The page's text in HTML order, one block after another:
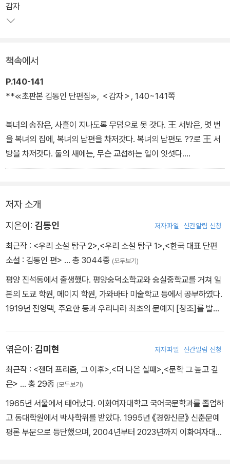
감자
책속에서
P.140-141
**≪초판본 김동인 단편집≫, ＜감자＞, 140~141쪽
복녀의 송장은, 사흘이 지나도록 무덤으로 못 갓다. 王 서방은, 몃 번
을 복녀의 집에, 복녀의 남편을 차저갓다. 복녀의 남편도 ??로 王 서
방을 차저갓다. 둘의 새에는, 무슨 교섭하는 일이 잇섯다.
사흘이 지낫다.
한 사람은 王 서방! ? 한 사람은, 엇던 漢方醫. 王 서방은, 말업시 돈
주머니를 ?내여, 十 圓?리 지페 석 댱을, 복녀의 남편의게 주엇다.
이튼날, 복녀는 腦溢血로 죽엇다는 漢方醫의 診斷으로, 공동묘지
저자 소개
지은이: 김동인 저자파일 신간알림 신청
최근작 : <우리 소설 탐구 2> <우리 소설 탐구 1> <한국 대표 단편
소설 : 김동인 편> … 총 3044종 (모두보기)
평양 진석동에서 출생했다. 평양숭덕소학교와 숭실중학교를 거쳐 일
본의 도쿄 학원, 메이지 학원, 가와바타 미술학교 등에서 공부하였다.
1919년 전영택, 주요한 등과 우리나라 최초의 문예지 [창조]를 발간
하여 간결하고 현대적인 문체로 문장 혁신에 공헌하였다. 1923년 첫
창작집 『목숨』을 출판하였고, 1930년 장편소설 『젊은 그들』 「광염
소나타」, 1932년 「발가락이 닮았다」, 「붉은 산」을 발표했다. 극심한
마에 시달리던 중 1939년 ‘성전 종군 작가’로 황국 위문을 떠났으나
1942년 불경죄로 옥고를 치르기도 했다. 1948년 장편 역사소설 『을
지문덕』과 단편 「망국인기」를 집필하던 중 생활고와 뇌막염, 동맥경
엮은이: 김미현 저자파일 신간알림 신청
최근작 : <젠더 프리즘, 그 이후> <더 나은 실패> <문학 그 높고 깊
은> … 총 29종 (모두보기)
1965년 서울에서 태어났다. 이화여자대학교 국어국문학과를 졸업하
고 동대학원에서 박사학위를 받았다. 1995년 《경향신문》 신춘문예
평론 부문으로 등단했으며, 2004년부터 2023년까지 이화여자대학